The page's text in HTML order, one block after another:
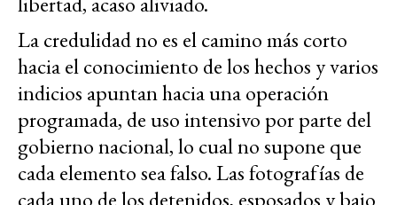
La credulidad no es el camino más corto
hacia el conocimiento de los hechos y varios
indicios apuntan hacia una operación
programada, de uso intensivo por parte del
gobierno nacional, lo cual no supone que
cada elemento sea falso. Las fotografías de
cada uno de los detenidos, esposados y bajo